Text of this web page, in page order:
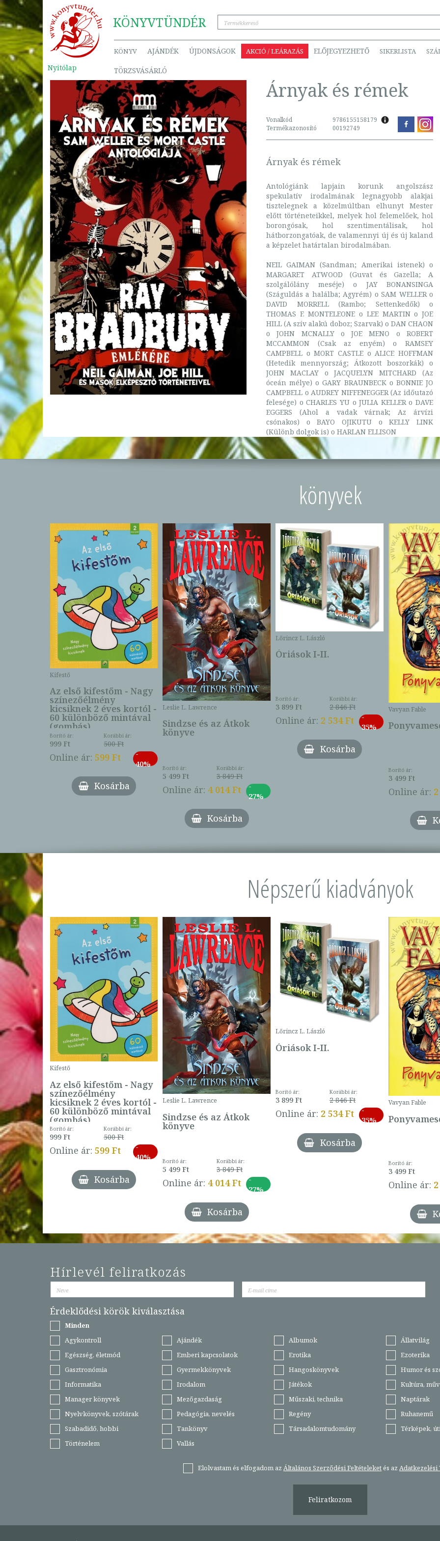
KÖNYVTÜNDÉR
KÖNYV AJÁNDÉK ÚJDONSÁGOK AKCIÓ / LEÁRAZÁS ELŐJEGYEZHETŐ SIKERLISTA
TÖRZSVÁSÁRLÓ
Nyitólap
Árnyak és rémek
Vonalkód
9786155158179
Termékazonosító
00192749
Árnyak és rémek
Antológiánk lapjain korunk angolszász
spekulatív irodalmának legnagyobb alakjai
tisztelegnek a közelmúltban elhunyt Mester
előtt történeteikkel, melyek hol felemelőek, hol
borongósak, hol szentimentálisak, hol
hátborzongatóak, de valamennyi új és új kaland
a képzelet határtalan birodalmában.
NEIL GAIMAN (Sandman; Amerikai istenek) o
MARGARET ATWOOD (Guvat és Gazella; A
szolgálólány meséje) o JAY BONANSINGA
(Száguldás a halálba; Agyrém) o SAM WELLER o
DAVID MORRELL (Rambo; Settenkedők) o
THOMAS F. MONTELEONE o LEE MARTIN o JOE
HILL (A szív alakú doboz; Szarvak) o DAN CHAON
o JOHN MCNALLY o JOE MENO o ROBERT
MCCAMMON (Csak az enyém) o RAMSEY
CAMPBELL o MORT CASTLE o ALICE HOFFMAN
(Hetedik mennyország; Átkozott boszorkák) o
JOHN MACLAY o JACQUELYN MITCHARD (Az
óceán mélye) o GARY BRAUNBECK o BONNIE JO
CAMPBELL o AUDREY NIFFENEGGER (Az időutazó
felesége) o CHARLES YU o JULIA KELLER o DAVE
EGGERS (Ahol a vadak várnak; Az árvízi
csónakos) o BAYO OJIKUTU o KELLY LINK
(Különb dolgok is) o HARLAN ELLISON
könyvek
Kifestő
Az első kifestőm - Nagy
színezőélmény
kicsiknek 2 éves kortól -
60 különböző mintával
(gombás)
Borító ár:
999 Ft
Korábbi ár:
500 Ft
Online ár: 599 Ft
-
40%
Kosárba
Leslie L. Lawrence
Sindzse és az Átkok
könyve
Borító ár:
5 499 Ft
Korábbi ár:
3 849 Ft
Online ár: 4 014 Ft
-
27%
Kosárba
Lőrincz L. László
Óriások I-II.
Borító ár:
3 899 Ft
Korábbi ár:
2 846 Ft
Online ár: 2 534 Ft
-
35%
Kosárba
Vavyan Fable
Borító ár:
3 499 Ft
Online ár:
Népszerű kiadványok
ár:
Ft
Ft
27%
Kifestő
Az első kifestőm - Nagy
színezőélmény
kicsiknek 2 éves kortól -
60 különböző mintával
(gombás)
Borító ár:
999 Ft
Korábbi ár:
500 Ft
Online ár: 599 Ft
-
40%
Kosárba
Leslie L. Lawrence
Sindzse és az Átkok
könyve
Borító ár:
5 499 Ft
Korábbi ár:
3 849 Ft
Online ár: 4 014 Ft
-
27%
Kosárba
Lőrincz L. László
Óriások I-II.
Borító ár:
3 899 Ft
Korábbi ár:
2 846 Ft
Online ár: 2 534 Ft
-
35%
Kosárba
Vavyan Fable
Borító ár:
3 499 Ft
Online ár:
Hírlevél feliratkozás
Érdeklődési körök kiválasztása
Minden
Agykontroll
Ajándék Albumok Állatvilág
Egészség, életmód
Emberi kapcsolatok Erotika Ezoterika
Gasztronómia
Gyermekkönyvek Hangoskönyvek Humor és
Informatika
Irodalom Játékok Kultúra,
Manager könyvek
Mezőgazdaság Műszaki, technika Naptárak
Nyelvkönyvek, szótárak
Pedagógia, nevelés Regény Ruhanemű
Szabadidő, hobbi
Tankönyv Társadalomtudomány Térképek,
Történelem
Vallás
Elolvastam és elfogadom az Általános Szerződési Feltételeketés az
Feliratkozom